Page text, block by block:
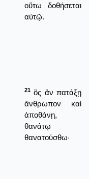
οὕτω δοθήσεται
αὐτῷ.
21 ὃς ἂν πατάξῃ
ἄνθρωπον καὶ
ἀποθάνῃ,
θανάτῳ
θανατούσθω·